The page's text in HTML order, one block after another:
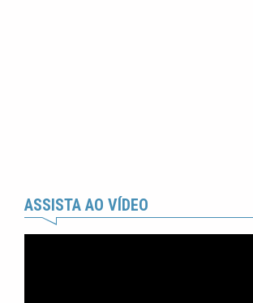
ASSISTA AO VÍDEO